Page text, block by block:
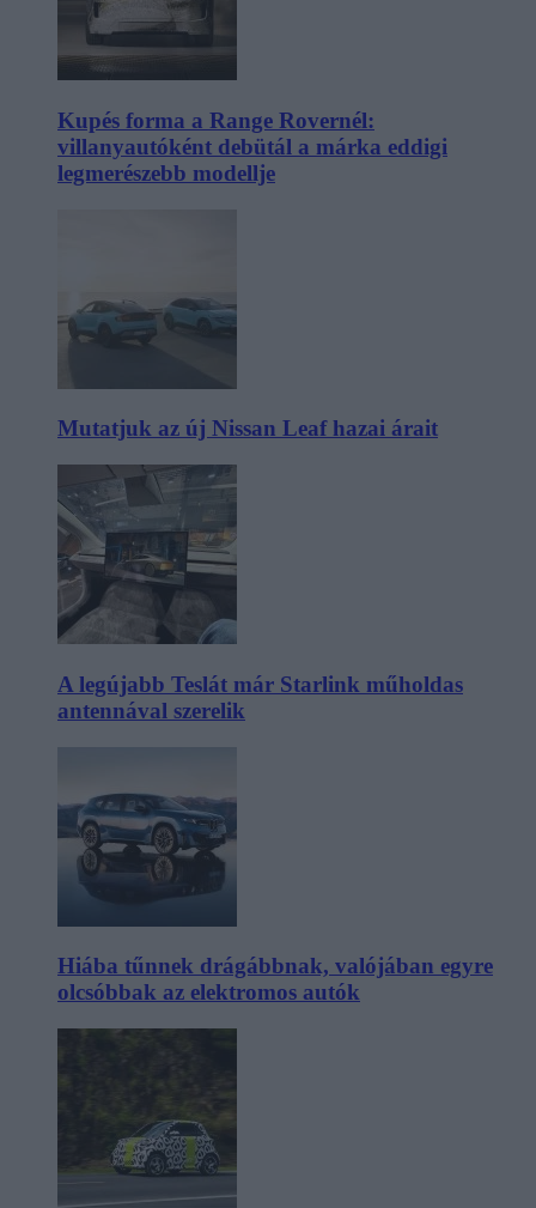
Kupés forma a Range Rovernél:
villanyautóként debütál a márka eddigi
legmerészebb modellje
Mutatjuk az új Nissan Leaf hazai árait
A legújabb Teslát már Starlink műholdas
antennával szerelik
Hiába tűnnek drágábbnak, valójában egyre
olcsóbbak az elektromos autók